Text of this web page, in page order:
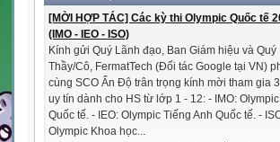
[MỜI HỢP TÁC] Các kỳ thi Olympic Quốc tế
(IMO - IEO - ISO)
Kính gửi Quý Lãnh đạo, Ban Giám hiệu và Quý
Thầy/Cô, FermatTech (Đối tác Google tại VN)
cùng SCO Ấn Độ trân trọng kính mời tham gia
uy tín dành cho HS từ lớp 1 - 12: - IMO: Olympic
Quốc tế. - IEO: Olympic Tiếng Anh Quốc tế. -
Olympic Khoa học...